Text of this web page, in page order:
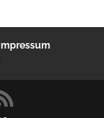
Impressum